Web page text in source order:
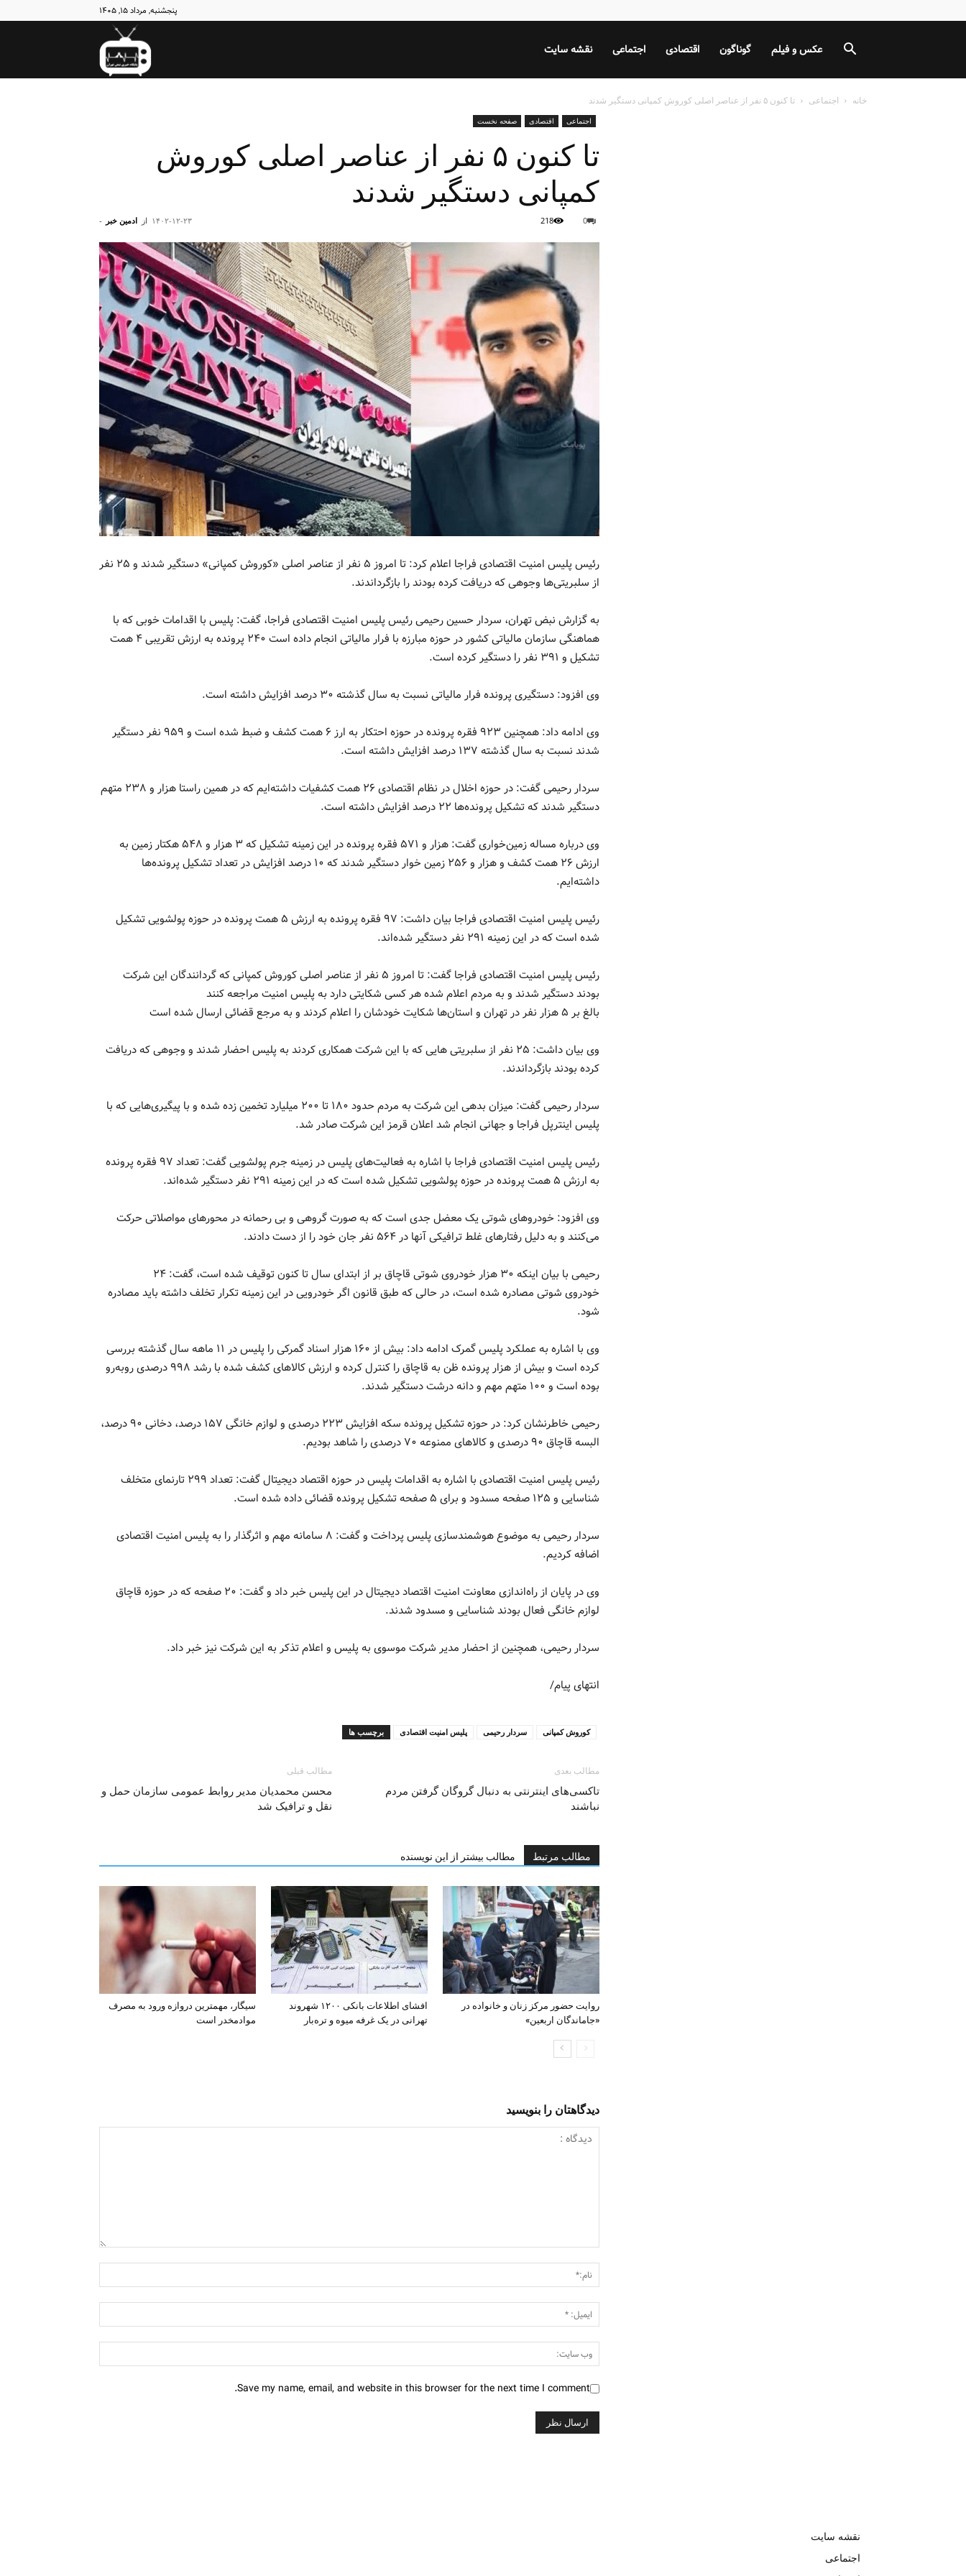
پنجشنبه, مرداد ۱۵, ۱۴۰۵
نبض نقشه سایت اجتماعی اقتصادی گوناگون عکس و فیلم
خانه اجتماعی تا کنون ۵ نفر از عناصر اصلی کوروش کمپانی دستگیر شدند
اجتماعی اقتصادی صفحه نخست
تا کنون ۵ نفر از عناصر اصلی کوروش
کمپانی دستگیر شدند
از ادمین خبر - ۱۴۰۲-۱۲-۲۳ 0
218
رئیس پلیس امنیت اقتصادی فراجا اعلام کرد: تا امروز ۵ نفر از عناصر اصلی «کوروش کمپانی» دستگیر شدند و ۲۵ نفر
از سلبریتی‌ها وجوهی که دریافت کرده بودند را بازگرداندند.
به گزارش نبض تهران، سردار حسین رحیمی رئیس پلیس امنیت اقتصادی فراجا، گفت: پلیس با اقدامات خوبی که با
هماهنگی سازمان مالیاتی کشور در حوزه مبارزه با فرار مالیاتی انجام داده است ۲۴۰ پرونده به ارزش تقریبی ۴ همت
تشکیل و ۳۹۱ نفر را دستگیر کرده است.
وی افزود: دستگیری پرونده فرار مالیاتی نسبت به سال گذشته ۳۰ درصد افزایش داشته است.
وی ادامه داد: همچنین ۹۲۳ فقره پرونده در حوزه احتکار به ارز ۶ همت کشف و ضبط شده است و ۹۵۹ نفر دستگیر
شدند نسبت به سال گذشته ۱۳۷ درصد افزایش داشته است.
سردار رحیمی گفت: در حوزه اخلال در نظام اقتصادی ۲۶ همت کشفیات داشته‌ایم که در همین راستا هزار و ۲۳۸ متهم
دستگیر شدند که تشکیل پرونده‌ها ۲۲ درصد افزایش داشته است.
وی درباره مساله زمین‌خواری گفت: هزار و ۵۷۱ فقره پرونده در این زمینه تشکیل که ۳ هزار و ۵۴۸ هکتار زمین به
ارزش ۲۶ همت کشف و هزار و ۲۵۶ زمین خوار دستگیر شدند که ۱۰ درصد افزایش در تعداد تشکیل پرونده‌ها
داشته‌ایم.
رئیس پلیس امنیت اقتصادی فراجا بیان داشت: ۹۷ فقره پرونده به ارزش ۵ همت پرونده در حوزه پولشویی تشکیل
شده است که در این زمینه ۲۹۱ نفر دستگیر شده‌اند.
رئیس پلیس امنیت اقتصادی فراجا گفت: تا امروز ۵ نفر از عناصر اصلی کوروش کمپانی که گردانندگان این شرکت
بودند دستگیر شدند و به مردم اعلام شده هر کسی شکایتی دارد به پلیس امنیت مراجعه کنند
بالغ بر ۵ هزار نفر در تهران و استان‌ها شکایت خودشان را اعلام کردند و به مرجع قضائی ارسال شده است
وی بیان داشت: ۲۵ نفر از سلبریتی هایی که با این شرکت همکاری کردند به پلیس احضار شدند و وجوهی که دریافت
کرده بودند بازگرداندند.
سردار رحیمی گفت: میزان بدهی این شرکت به مردم حدود ۱۸۰ تا ۲۰۰ میلیارد تخمین زده شده و با پیگیری‌هایی که با
پلیس اینترپل فراجا و جهانی انجام شد اعلان قرمز این شرکت صادر شد.
رئیس پلیس امنیت اقتصادی فراجا با اشاره به فعالیت‌های پلیس در زمینه جرم پولشویی گفت: تعداد ۹۷ فقره پرونده
به ارزش ۵ همت پرونده در حوزه پولشویی تشکیل شده است که در این زمینه ۲۹۱ نفر دستگیر شده‌اند.
وی افزود: خودروهای شوتی یک معضل جدی است که به صورت گروهی و بی رحمانه در محورهای مواصلاتی حرکت
می‌کنند و به دلیل رفتارهای غلط ترافیکی آنها در ۵۶۴ نفر جان خود را از دست دادند.
رحیمی با بیان اینکه ۳۰ هزار خودروی شوتی قاچاق بر از ابتدای سال تا کنون توقیف شده است، گفت: ۲۴
خودروی شوتی مصادره شده است، در حالی که طبق قانون اگر خودرویی در این زمینه تکرار تخلف داشته باید مصادره
شود.
وی با اشاره به عملکرد پلیس گمرک ادامه داد: بیش از ۱۶۰ هزار اسناد گمرکی را پلیس در ۱۱ ماهه سال گذشته بررسی
کرده است و بیش از هزار پرونده ظن به قاچاق را کنترل کرده و ارزش کالاهای کشف شده با رشد ۹۹۸ درصدی روبه‌رو
بوده است و ۱۰۰ متهم مهم و دانه درشت دستگیر شدند.
رحیمی خاطرنشان کرد: در حوزه تشکیل پرونده سکه افزایش ۲۲۳ درصدی و لوازم خانگی ۱۵۷ درصد، دخانی ۹۰ درصد،
البسه قاچاق ۹۰ درصدی و کالاهای ممنوعه ۷۰ درصدی را شاهد بودیم.
رئیس پلیس امنیت اقتصادی با اشاره به اقدامات پلیس در حوزه اقتصاد دیجیتال گفت: تعداد ۲۹۹ تارنمای متخلف
شناسایی و ۱۲۵ صفحه مسدود و برای ۵ صفحه تشکیل پرونده قضائی داده شده است.
سردار رحیمی به موضوع هوشمندسازی پلیس پرداخت و گفت: ۸ سامانه مهم و اثرگذار را به پلیس امنیت اقتصادی
اضافه کردیم.
وی در پایان از راه‌اندازی معاونت امنیت اقتصاد دیجیتال در این پلیس خبر داد و گفت: ۲۰ صفحه که در حوزه قاچاق
لوازم خانگی فعال بودند شناسایی و مسدود شدند.
سردار رحیمی، همچنین از احضار مدیر شرکت موسوی به پلیس و اعلام تذکر به این شرکت نیز خبر داد.
انتهای پیام/
برچسب ها پلیس امنیت اقتصادی سردار رحیمی کوروش کمپانی
مطالب قبلی
محسن محمدیان مدیر روابط عمومی سازمان حمل و
نقل و ترافیک شد
مطالب بعدی
تاکسی‌های اینترنتی به دنبال گروگان گرفتن مردم
نباشند
مطالب مرتبط مطالب بیشتر از این نویسنده
سیگار، مهمترین دروازه ورود به مصرف
موادمخدر است
افشای اطلاعات بانکی ۱۲۰۰ شهروند
تهرانی در یک غرفه میوه و تره‌بار
روایت حضور مرکز زنان و خانواده در
«جاماندگان اربعین»
دیدگاهتان را بنویسید
Save my name, email, and website in this browser for the next time I comment.
نقشه سایت
اجتماعی